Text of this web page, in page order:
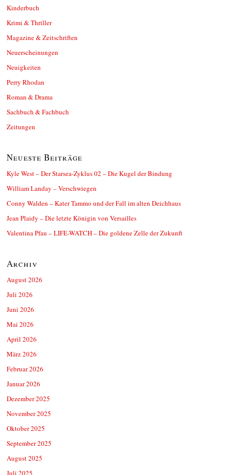
Kinderbuch
Krimi & Thriller
Magazine & Zeitschriften
Neuerscheinungen
Neuigkeiten
Perry Rhodan
Roman & Drama
Sachbuch & Fachbuch
Zeitungen
Neueste Beiträge
Kyle West – Der Starsea-Zyklus 02 – Die Kugel der Bindung
William Landay – Verschwiegen
Conny Walden – Kater Tammo und der Fall im alten Deichhaus
Jean Plaidy – Die letzte Königin von Versailles
Valentina Pfau – LIFE-WATCH – Die goldene Zelle der Zukunft
Archiv
August 2026
Juli 2026
Juni 2026
Mai 2026
April 2026
März 2026
Februar 2026
Januar 2026
Dezember 2025
November 2025
Oktober 2025
September 2025
August 2025
Juli 2025